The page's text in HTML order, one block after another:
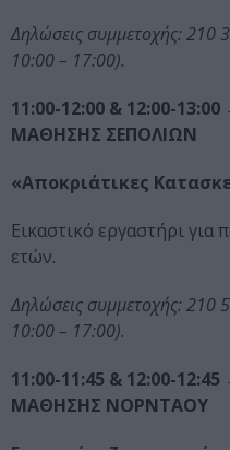
Δηλώσεις συμμετοχής: 210
10:00 – 17:00).
11:00-12:00 & 12:00-13:00
ΜΑΘΗΣΗΣ ΣΕΠΟΛΙΩΝ
«Αποκριάτικες
Εικαστικό εργαστήρι για
ετών.
Δηλώσεις συμμετοχής: 210
10:00 – 17:00).
11:00-11:45 & 12:00-12:45
ΜΑΘΗΣΗΣ ΝΟΡΝΤΑΟΥ